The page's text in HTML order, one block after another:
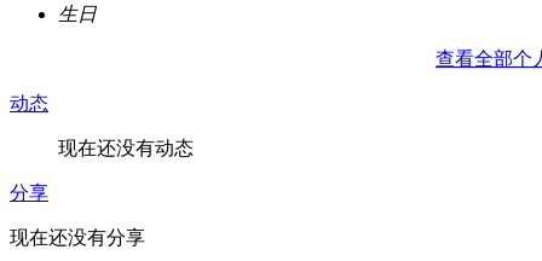
生日
查看全部个
动态
现在还没有动态
分享
现在还没有分享